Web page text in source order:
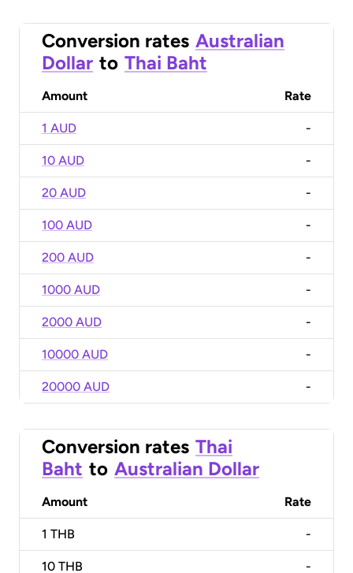
Conversion rates Australian
Dollar to Thai Baht
Amount Rate
1 AUD -
10 AUD -
20 AUD -
100 AUD -
200 AUD -
1000 AUD -
2000 AUD -
10000 AUD -
20000 AUD -
Conversion rates Thai
Baht to Australian Dollar
Amount Rate
1 THB -
10 THB -